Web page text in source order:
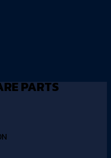
PARTS